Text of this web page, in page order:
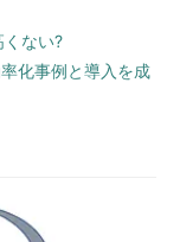
くない?
化事例と導入を成